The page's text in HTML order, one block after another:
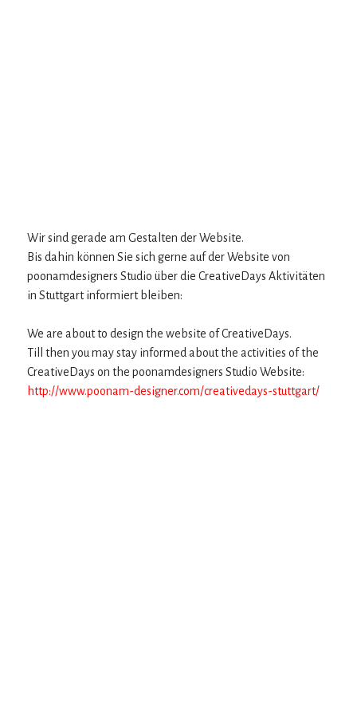
Wir sind gerade am Gestalten der Website.
Bis dahin können Sie sich gerne auf der Website von
poonamdesigners Studio über die CreativeDays Aktivitäten
in Stuttgart informiert bleiben:
We are about to design the website of CreativeDays.
Till then you may stay informed about the activities of the
CreativeDays on the poonamdesigners Studio Website:
http://www.poonam-designer.com/creativedays-stuttgart/